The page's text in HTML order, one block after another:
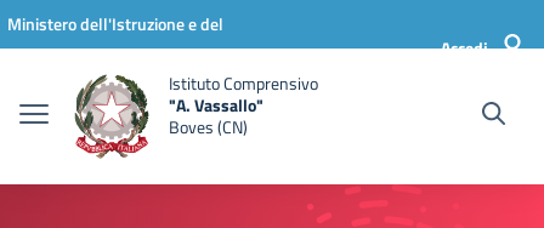
Vai ai contenuti
Vai al menu di navigazione
Vai al footer
Ministero dell'Istruzione e del
Accedi
Istituto Comprensivo
"A. Vassallo"
Boves (CN)